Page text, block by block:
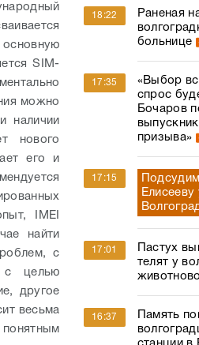
SIM-
можно
наличии
нового
его и
IMEI
найти
с
с целью
другое
весьма
18:22
Раненая
больнице
17:35
«Выбор
спрос
Бочаров
призыва»
17:15
Елисееву
17:01
Пастух
телят у
16:37
Память